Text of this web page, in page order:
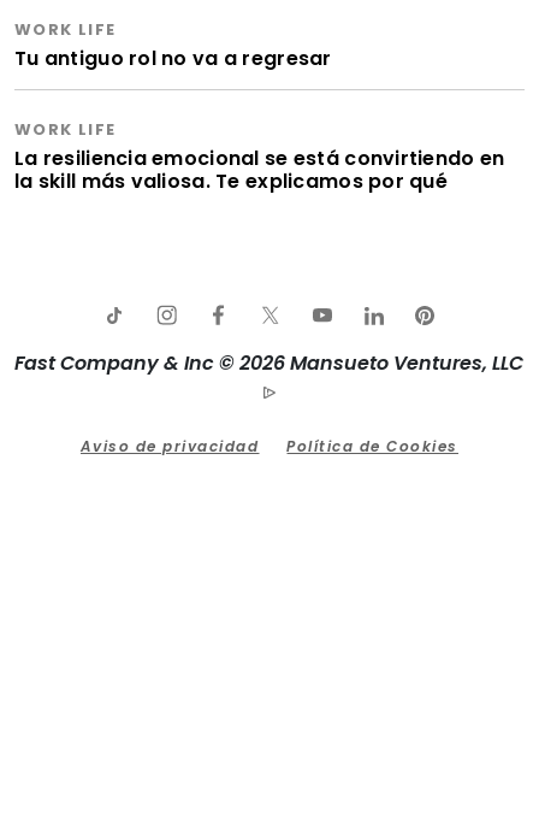
WORK LIFE
Tu antiguo rol no va a regresar
WORK LIFE
La resiliencia emocional se está convirtiendo en
la skill más valiosa. Te explicamos por qué
Fast Company & Inc © 2026 Mansueto Ventures, LLC
Aviso de privacidad Política de Cookies